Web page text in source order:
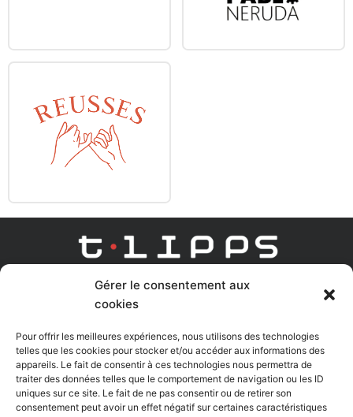
Gérer le consentement aux
cookies
Pour offrir les meilleures expériences, nous utilisons des technologies
telles que les cookies pour stocker et/ou accéder aux informations des
appareils. Le fait de consentir à ces technologies nous permettra de
traiter des données telles que le comportement de navigation ou les ID
uniques sur ce site. Le fait de ne pas consentir ou de retirer son
consentement peut avoir un effet négatif sur certaines caractéristiques
AGENCE DIGITAL LEARNING
LinkedinYoutube
Nous contacter